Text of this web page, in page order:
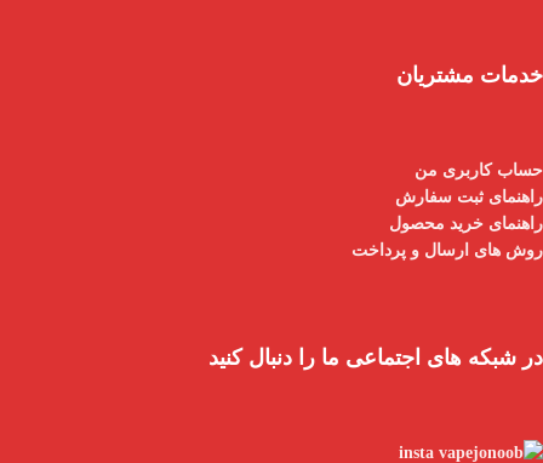
خدمات مشتریان
حساب کاربری من
راهنمای ثبت سفارش
راهنمای خرید محصول
روش های ارسال و پرداخت
در شبکه های اجتماعی ما را دنبال کنید